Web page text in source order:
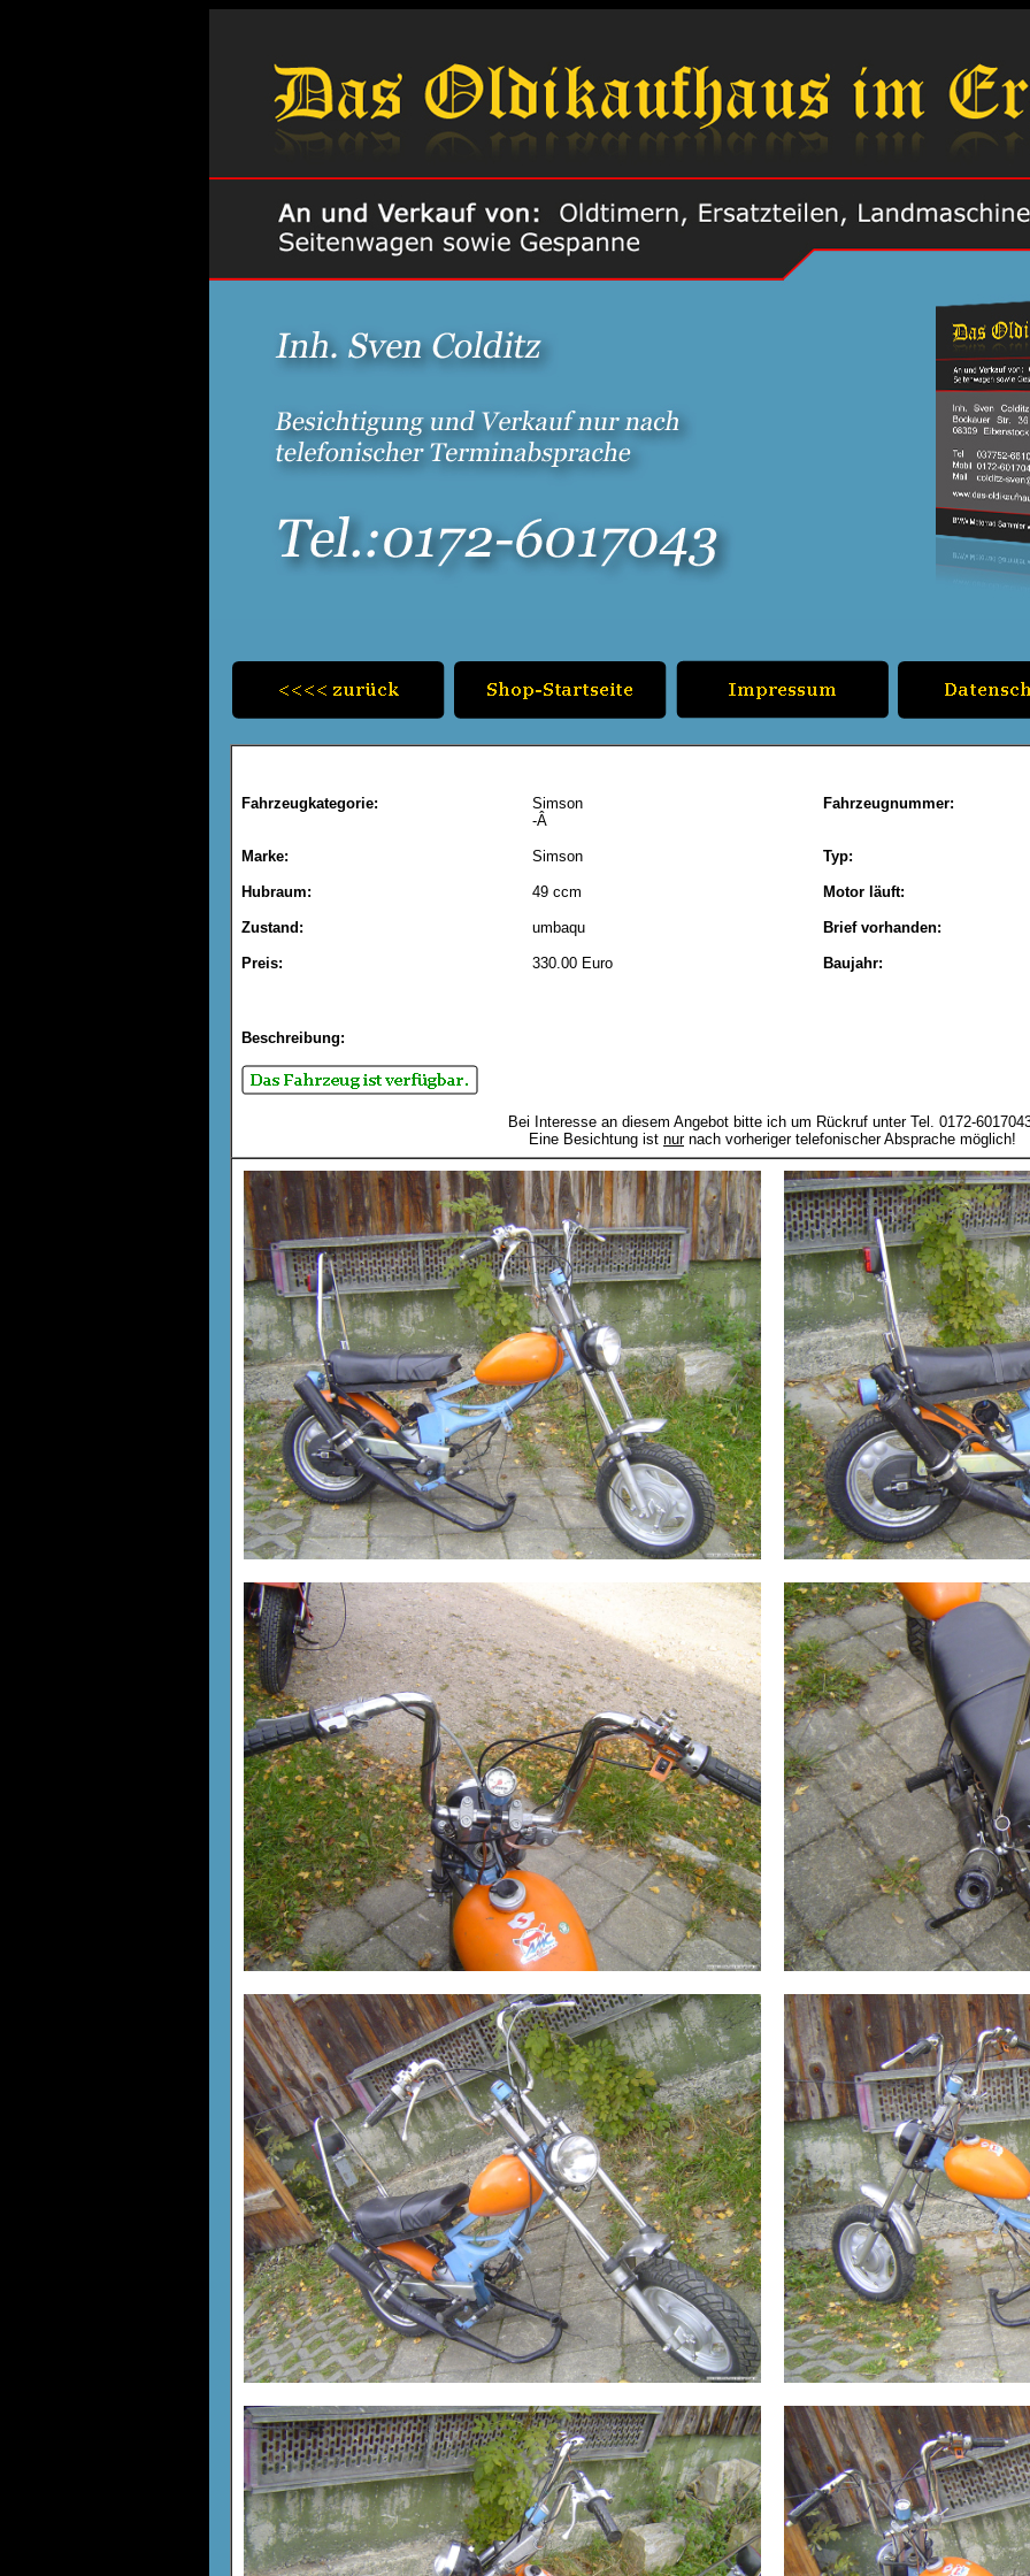
Fahrzeugkategorie:
Simson
-Â
Fahrzeugnummer:
Marke: Simson Typ:
Hubraum: 49 ccm Motor läuft:
Zustand: umbaqu Brief vorhanden:
Preis: 330.00 Euro Baujahr:
Beschreibung:
Bei Interesse an diesem Angebot bitte ich um Rückruf unter Tel. 0172-
Eine Besichtung ist nurnach vorheriger telefonischer Absprache möglich!